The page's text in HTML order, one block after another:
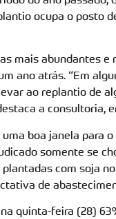
ocupa o posto
mais abundantes
ano atrás. “Em
ao replantio de
a consultoria,
boa janela para
somente se
com soja
de
quinta-feira (28)